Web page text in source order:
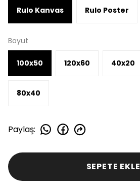
Rulo Kanvas Rulo Poster
Boyut
100x50 120x60 40x20
80x40
Paylaş:
SEPETE EKLE